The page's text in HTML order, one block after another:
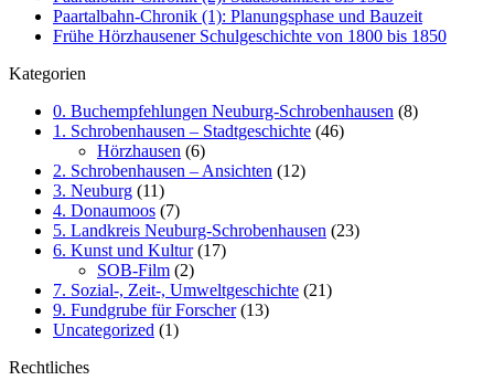
Paartalbahn-Chronik (1): Planungsphase und Bauzeit
Frühe Hörzhausener Schulgeschichte von 1800 bis 1850
Kategorien
0. Buchempfehlungen Neuburg-Schrobenhausen (8)
1. Schrobenhausen – Stadtgeschichte (46)
Hörzhausen (6)
2. Schrobenhausen – Ansichten (12)
3. Neuburg (11)
4. Donaumoos (7)
5. Landkreis Neuburg-Schrobenhausen (23)
6. Kunst und Kultur(17)
SOB-Film (2)
7. Sozial-, Zeit-, Umweltgeschichte (21)
9. Fundgrube für Forscher(13)
Uncategorized (1)
Rechtliches